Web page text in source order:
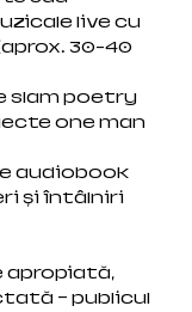
live cu
30-40
slam poetry
one man
audiobook
și întâlniri
apropiată,
– publicul